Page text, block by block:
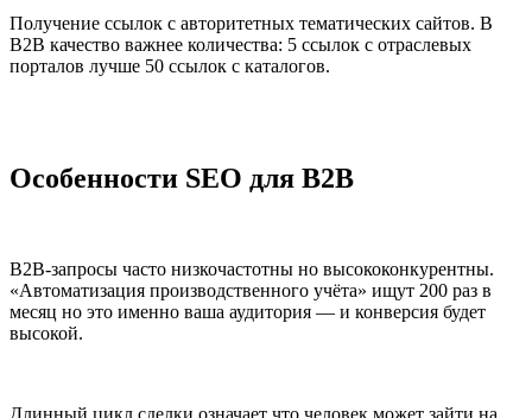
Получение ссылок с авторитетных тематических сайтов. В
B2B качество важнее количества: 5 ссылок с отраслевых
порталов лучше 50 ссылок с каталогов.
Особенности SEO для B2B
B2B-запросы часто низкочастотны но высококонкурентны.
«Автоматизация производственного учёта» ищут 200 раз в
месяц но это именно ваша аудитория — и конверсия будет
высокой.
Длинный цикл сделки означает что человек может зайти на